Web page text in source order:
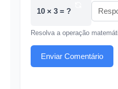
10 × 3 = ?
Resolva a operação
Enviar Comentário